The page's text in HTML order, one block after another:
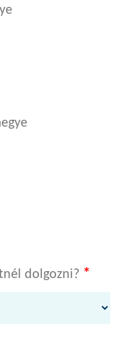
dolgozni? *